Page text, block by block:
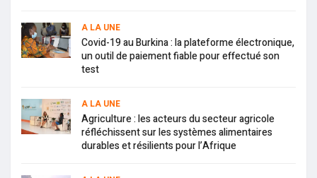
A LA UNE
Covid-19 au Burkina : la plateforme électronique,
un outil de paiement fiable pour effectué son
test
A LA UNE
Agriculture : les acteurs du secteur agricole
réfléchissent sur les systèmes alimentaires
durables et résilients pour l’Afrique